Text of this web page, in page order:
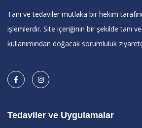
Tanı ve tedaviler mutlaka bir hekim
işlemlerdir. Site içeriğinin bir şekilde tanı
kullanımından doğacak sorumluluk
Tedaviler ve Uygulamalar